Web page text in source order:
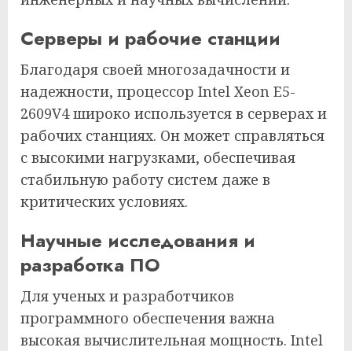
Серверы и рабочие станции
Благодаря своей многозадачности и
надежности, процессор Intel Xeon E5-
2609V4 широко используется в серверах и
рабочих станциях. Он может справляться
с высокими нагрузками, обеспечивая
стабильную работу систем даже в
критических условиях.
Научные исследования и
разработка ПО
Для ученых и разработчиков
программного обеспечения важна
высокая вычислительная мощность. Intel